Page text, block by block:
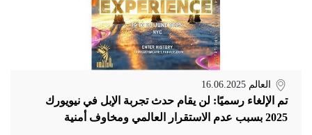
العالم 16.06.2025
تم الإلغاء رسميًا: لن يقام حدث تجربة الإبل في نيويورك
2025 بسبب عدم الاستقرار العالمي ومخاوف أمنية